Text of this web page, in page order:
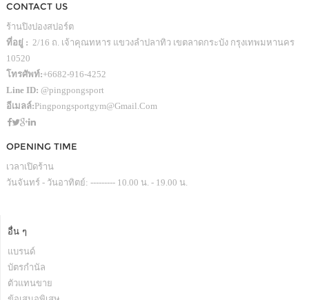
CONTACT US
ร้านปิงปองสปอร์ต
ที่อยู่ : 2/16 ถ. เจ้าคุณทหาร แขวงลำปลาทิว เขตลาดกระบัง กรุงเทพมหานคร
10520
โทรศัพท์:+6682-916-4252
Line ID: @pingpongsport
อีเมลล์:Pingpongsportgym@gmail.com
OPENING TIME
เวลาเปิดร้าน
วันจันทร์ - วันอาทิตย์: --------- 10.00 น. - 19.00 น.
อื่น ๆ
แบรนด์
บัตรกำนัล
ตัวแทนขาย